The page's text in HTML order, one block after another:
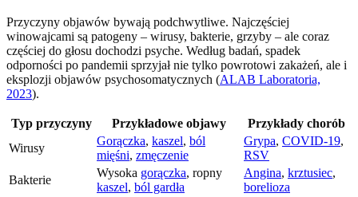
Przyczyny objawów bywają podchwytliwe. Najczęściej
winowajcami są patogeny – wirusy, bakterie, grzyby – ale coraz
częściej do głosu dochodzi psyche. Według badań, spadek
odporności po pandemii sprzyjał nie tylko powrotowi zakażeń, ale i
eksplozji objawów psychosomatycznych (ALAB Laboratoria,
2023).
Typ przyczyny Przykładowe objawy
Przykłady chorób
Wirusy
Gorączka, kaszel, ból
mięśni, zmęczenie
Grypa, COVID-19,
RSV
Bakterie
Wysoka gorączka, ropny
kaszel, ból gardła
Angina, krztusiec,
borelioza